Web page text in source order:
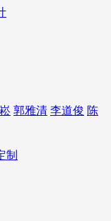
郭雅清 李道俊 陈
制